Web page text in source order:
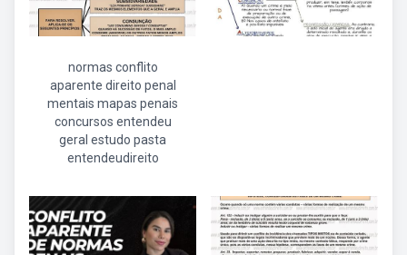
normas conflito
aparente direito penal
mentais mapas penais
concursos entendeu
geral estudo pasta
entendeudireito